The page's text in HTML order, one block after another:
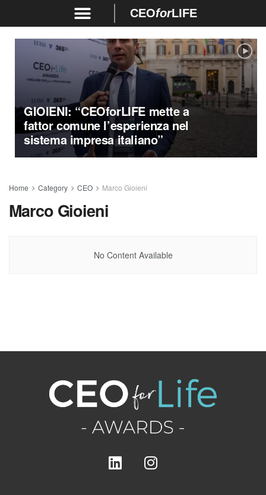
CEOforLIFE
GIOIENI: “CEOforLIFE mette a
fattor comune l’esperienza nel
sistema impresa italiano”
Home Category CEO Marco Gioieni
Marco Gioieni
No Content Available